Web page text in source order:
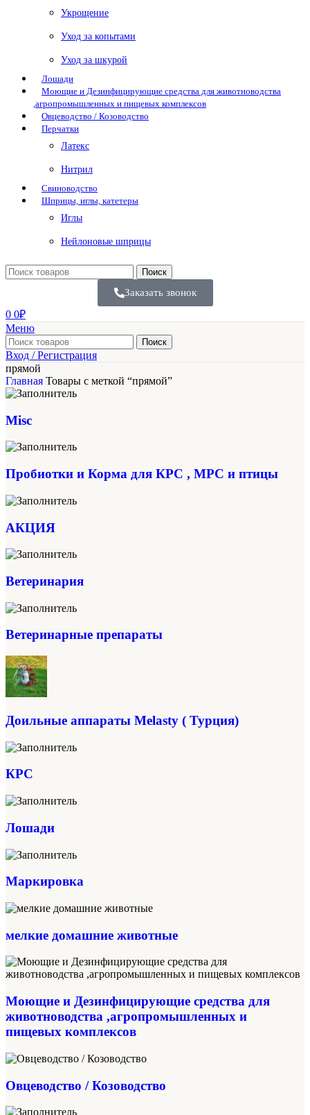
Укрощение
Уход за копытами
Уход за шкурой
Лошади
Моющие и Дезинфицирующие средства для животноводства
,агропромышленных и пищевых комплексов
Овцеводство / Козоводство
Перчатки
Латекс
Нитрил
Свиноводство
Шприцы, иглы, катетеры
Иглы
Нейлоновые шприцы
Поиск
Заказать звонок
0 0₽
Меню
Поиск
Вход / Регистрация
прямой
Главная Товары с меткой “прямой”
Misc
Пробиотки и Корма для КРС , МРС и птицы
АКЦИЯ
Ветеринария
Ветеринарные препараты
Доильные аппараты Melasty ( Турция)
КРС
Лошади
Маркировка
мелкие домашние животные
Моющие и Дезинфицирующие средства для
животноводства ,агропромышленных и
пищевых комплексов
Овцеводство / Козоводство